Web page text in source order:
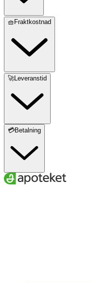
🧺Fraktkostnad
🚀Leveranstid
💳Betalning